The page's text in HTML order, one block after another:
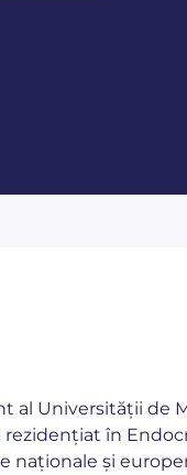
al Universității de
rezidențiat în
naționale și